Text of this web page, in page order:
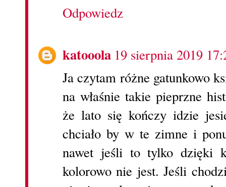
Odpowiedz
katooola 19 sierpnia 2019
Ja czytam różne gatunkowo
na właśnie takie pieprzne
że lato się kończy idzie
chciało by w te zimne i
nawet jeśli to tylko dzięki
kolorowo nie jest. Jeśli